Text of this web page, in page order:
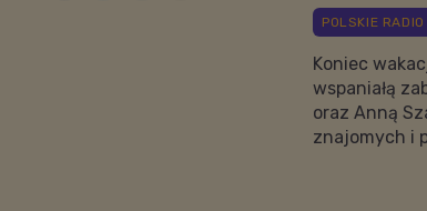
Koniec
wspaniałą
oraz Anną
znajomych i